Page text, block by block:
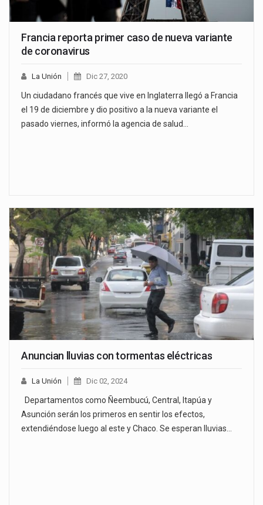
Francia reporta primer caso de nueva variante
de coronavirus
La Unión Dic 27, 2020
Un ciudadano francés que vive en Inglaterra llegó a Francia
el 19 de diciembre y dio positivo a la nueva variante el
pasado viernes, informó la agencia de salud…
Anuncian lluvias con tormentas eléctricas
La Unión Dic 02, 2024
Departamentos como Ñeembucú, Central, Itapúa y
Asunción serán los primeros en sentir los efectos,
extendiéndose luego al este y Chaco. Se esperan lluvias…